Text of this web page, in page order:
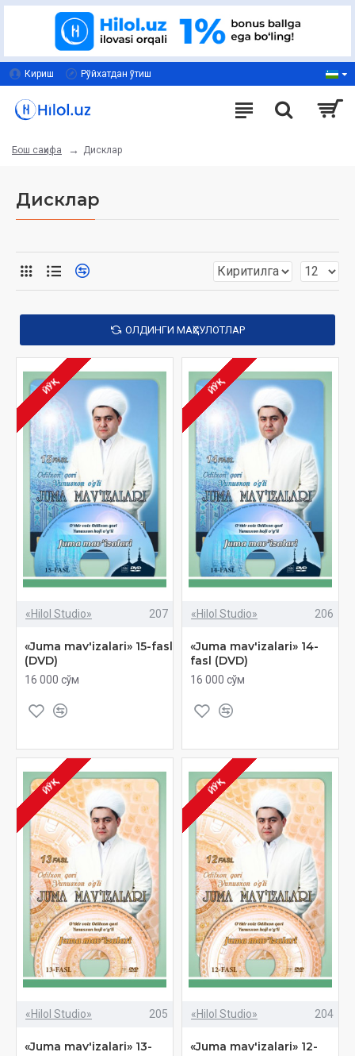
Кириш Рўйхатдан ўтиш
Бош саҳифа Дисклар
Дисклар
ОЛДИНГИ МАҲСУЛОТЛАР
ЙЎҚ
«Hilol Studio» 207
«Juma mav'izalari» 15-fasl
(DVD)
16 000 сўм
ЙЎҚ
«Hilol Studio» 206
«Juma mav'izalari» 14-
fasl (DVD)
16 000 сўм
ЙЎҚ
«Hilol Studio» 205
«Juma mav'izalari» 13-
ЙЎҚ
«Hilol Studio» 204
«Juma mav'izalari» 12-